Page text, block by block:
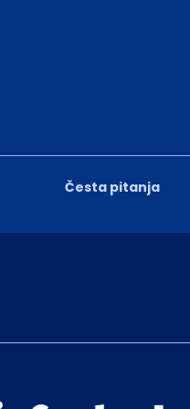
Česta pitanja